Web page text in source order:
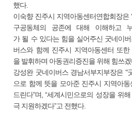
했다.
이숙향 진주시 지역아동센터연합회장은
구공동체의 공존에 대해 이해하고
가 될 수 있다는 힘을 실어주신 굿네이버
버스와 함께 진주시 지역아동센터 또
을 발휘하며 아동권리증진을 위해 힘쓰겠
강성완 굿네이버스 경남서부지부장은 "
으로 함께 뜻을 모아준 진주시 지역아
드린다”며, “세계시민으로의 성장을 위
극 지원하겠다”고 전했다.